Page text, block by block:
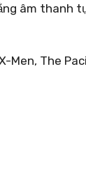
âm thanh
Men, The